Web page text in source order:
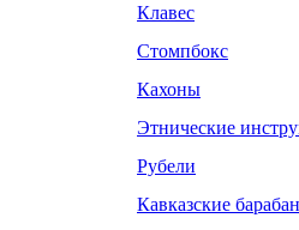
Клавес
Стомпбокс
Кахоны
Этнические
Рубели
Кавказские